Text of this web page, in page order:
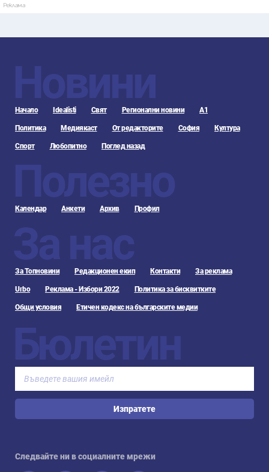
Реклама
Новини
Начало Idealisti Свят Регионални новини А1
Политика Медиякаст От редакторите София Култура
Спорт Любопитно Поглед назад
Полезно
Календар Анкети Архив Профил
За нас
За Топновини Редакционен екип Контакти За реклама
Urbo Реклама - Избори 2022 Политика за бисквитките
Общи условия Етичен кодекс на българските медии
Бюлетин
Изпратете
Следвайте ни в социалните мрежи